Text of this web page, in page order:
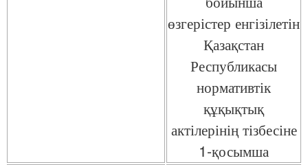
өзгерістер енгізілетін
Қазақстан
Республикасы
нормативтік
құқықтық
актілерінің тізбесіне
1-қосымша